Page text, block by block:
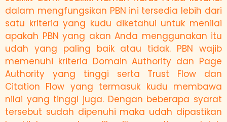
dalam mengfungsikan PBN ini tersedia lebih dari
satu kriteria yang kudu diketahui untuk menilai
apakah PBN yang akan Anda menggunakan itu
udah yang paling baik atau tidak. PBN wajib
memenuhi kriteria Domain Authority dan Page
Authority yang tinggi serta Trust Flow dan
Citation Flow yang termasuk kudu membawa
nilai yang tinggi juga. Dengan beberapa syarat
tersebut sudah dipenuhi maka udah dipastikan